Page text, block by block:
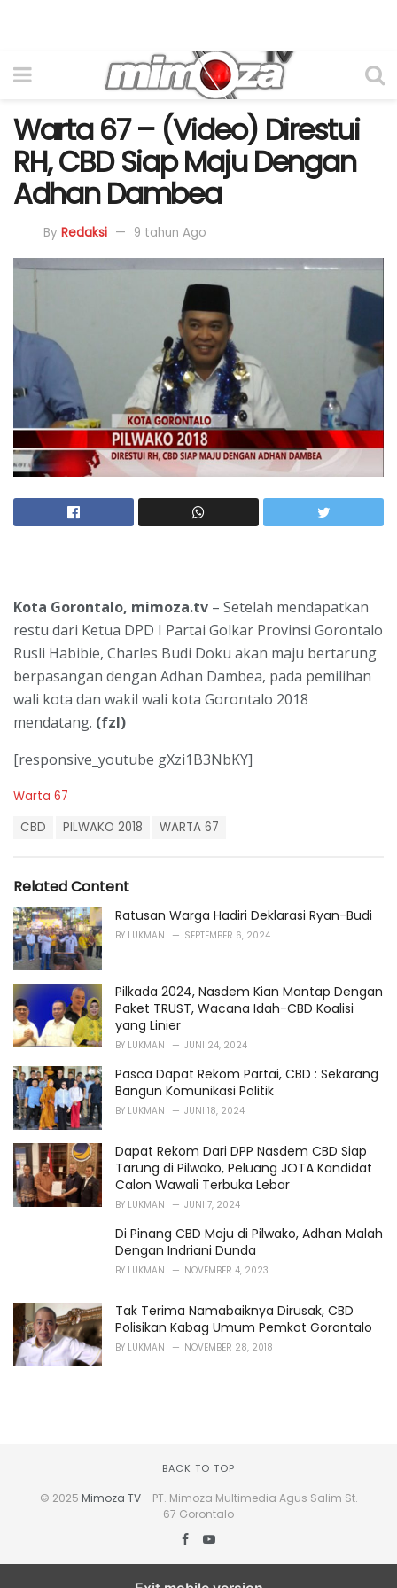
Warta 67 – (Video) Direstui
RH, CBD Siap Maju Dengan
Adhan Dambea
By Redaksi 9 tahun Ago
Kota Gorontalo, mimoza.tv – Setelah mendapatkan
restu dari Ketua DPD I Partai Golkar Provinsi Gorontalo
Rusli Habibie, Charles Budi Doku akan maju bertarung
berpasangan dengan Adhan Dambea, pada pemilihan
wali kota dan wakil wali kota Gorontalo 2018
mendatang. (fzl)
[responsive_youtube gXzi1B3NbKY]
C
r
i
e
s
:
Warta 67
:
CBD PILWAKO 2018 WARTA 67
Related Content
Ratusan Warga Hadiri Deklarasi Ryan-Budi
BY LUKMAN SEPTEMBER 6, 2024
Pilkada 2024, Nasdem Kian Mantap Dengan
Paket TRUST, Wacana Idah-CBD Koalisi
yang Linier
BY LUKMAN JUNI 24, 2024
Pasca Dapat Rekom Partai, CBD : Sekarang
Bangun Komunikasi Politik
BY LUKMAN JUNI 18, 2024
Dapat Rekom Dari DPP Nasdem CBD Siap
Tarung di Pilwako, Peluang JOTA Kandidat
Calon Wawali Terbuka Lebar
BY LUKMAN JUNI 7, 2024
Di Pinang CBD Maju di Pilwako, Adhan Malah
Dengan Indriani Dunda
BY LUKMAN NOVEMBER 4, 2023
Tak Terima Namabaiknya Dirusak, CBD
Polisikan Kabag Umum Pemkot Gorontalo
BY LUKMAN NOVEMBER 28, 2018
BACK TO TOP
© 2025 Mimoza TV- PT. Mimoza Multimedia Agus Salim St.
67 Gorontalo